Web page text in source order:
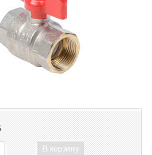
В корзину